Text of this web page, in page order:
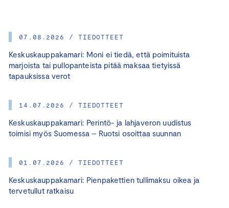
07.08.2026 / TIEDOTTEET
Keskuskauppakamari: Moni ei tiedä, että poimituista
marjoista tai pullopanteista pitää maksaa tietyissä
tapauksissa verot
14.07.2026 / TIEDOTTEET
Keskuskauppakamari: Perintö- ja lahjaveron uudistus
toimisi myös Suomessa – Ruotsi osoittaa suunnan
01.07.2026 / TIEDOTTEET
Keskuskauppakamari: Pienpakettien tullimaksu oikea ja
tervetullut ratkaisu